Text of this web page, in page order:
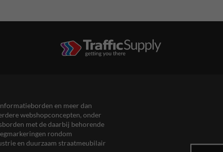
en meer dan
webshopconcepten, onder
met de daarbij behorende
rondom
en duurzaam straatmeubilair